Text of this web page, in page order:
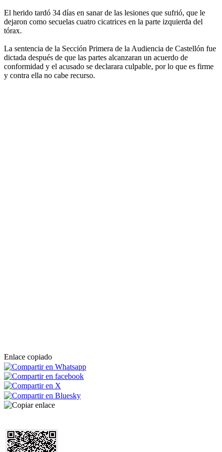
El herido tardó 34 días en sanar de las lesiones que sufrió, que le
dejaron como secuelas cuatro cicatrices en la parte izquierda del
tórax.
La sentencia de la Sección Primera de la Audiencia de Castellón fue
dictada después de que las partes alcanzaran un acuerdo de
conformidad y el acusado se declarara culpable, por lo que es firme
y contra ella no cabe recurso.
Enlace copiado